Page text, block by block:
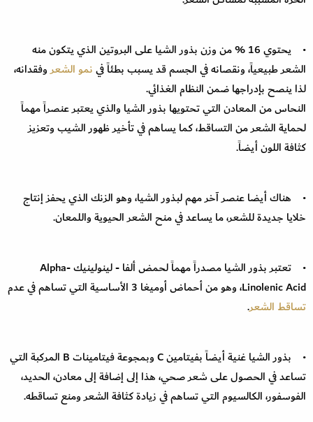
• يحتوي 16 % من وزن بذور الشيا على البروتين الذي يتكون منه
الشعر طبيعياً، ونقصانه في الجسم قد يسبب بطئاً فينمو الشعروفقدانه،
لذا ينصح بإدراجها ضمن النظام الغذائي.
النحاس من المعادن التي تحتويها بذور الشيا والذي يعتبر عنصراً مهماً
لحماية الشعر من التساقط، كما يساهم في تأخير ظهور الشيب وتعزيز
كثافة اللون أيضاً.
• هناك أيضا عنصر آخر مهم لبذور الشيا، وهو الزنك الذي يحفز إنتاج
خلايا جديدة للشعر، ما يساعد في منح الشعر الحيوية واللمعان.
• تعتبر بذور الشيا مصدراً مهماً لحمض ألفا - لينولينيك Alpha-
Linolenic Acid، وهو من أحماض أوميغا 3 الأساسية التي تساهم في عدم
تساقط الشعر.
• بذور الشيا غنية أيضاً بفيتامين C وبمجوعة فيتامينات B المركبة التي
تساعد في الحصول على شعر صحي، هذا إلى إضافة إلى معادن، الحديد،
الفوسفور، الكالسيوم التي تساهم في زيادة كثافة الشعر ومنع تساقطه.